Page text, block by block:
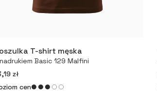
Więcej
T-shirt męska
Basic 129 Malfini
zł
cen